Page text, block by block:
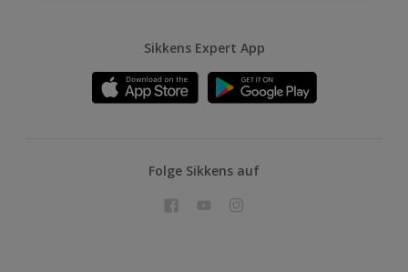
Sikkens Expert App
Folge Sikkens auf